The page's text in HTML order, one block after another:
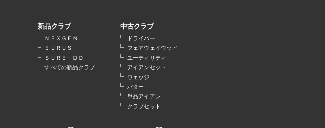
新品クラブ
ＮＥＸＧＥＮ
ＥＵＲＵＳ
ＳＵＲＥ ＤＤ
すべての新品クラブ
中古クラブ
ドライバー
フェアウェイウッド
ユーティリティ
アイアンセット
ウェッジ
パター
単品アイアン
クラブセット